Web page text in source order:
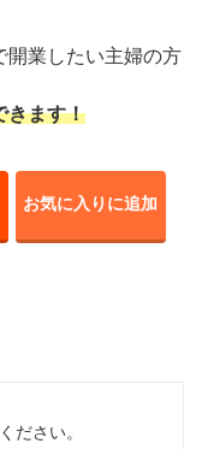
開業したい主婦の方
きます！
お気に入りに追加
ださい。